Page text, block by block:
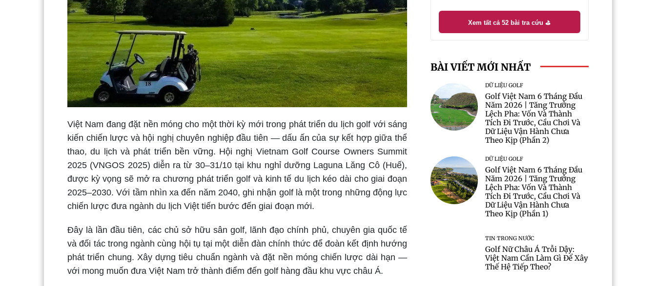
Việt Nam đang đặt nền móng cho một thời kỳ mới trong phát triển du lịch golf với sáng
kiến chiến lược và hội nghị chuyên nghiệp đầu tiên — dấu ấn của sự kết hợp giữa thể
thao, du lịch và phát triển bền vững. Hội nghị Vietnam Golf Course Owners Summit
2025 (VNGOS 2025) diễn ra từ 30–31/10 tại khu nghỉ dưỡng Laguna Lăng Cô (Huế),
được kỳ vọng sẽ mở ra chương phát triển golf và kinh tế du lịch kéo dài cho giai đoạn
2025–2030. Với tầm nhìn xa đến năm 2040, ghi nhận golf là một trong những động lực
chiến lược đưa ngành du lịch Việt tiến bước đến giai đoạn mới.
Đây là lần đầu tiên, các chủ sở hữu sân golf, lãnh đạo chính phủ, chuyên gia quốc tế
và đối tác trong ngành cùng hội tụ tại một diễn đàn chính thức để đoàn kết định hướng
phát triển chung. Xây dựng tiêu chuẩn ngành và đặt nền móng chiến lược dài hạn —
với mong muốn đưa Việt Nam trở thành điểm đến golf hàng đầu khu vực châu Á.
Xem tất cả 52 bài tra cứu ⛳
BÀI VIẾT MỚI NHẤT
DỮ LIỆU GOLF
Golf Việt Nam 6 Tháng Đầu
Năm 2026 | Tăng Trưởng
Lệch Pha: Vốn Và Thành
Tích Đi Trước, Cầu Chơi Và
Dữ Liệu Vận Hành Chưa
Theo Kịp (Phần 2)
DỮ LIỆU GOLF
Golf Việt Nam 6 Tháng Đầu
Năm 2026 | Tăng Trưởng
Lệch Pha: Vốn Và Thành
Tích Đi Trước, Cầu Chơi Và
Dữ Liệu Vận Hành Chưa
Theo Kịp (Phần 1)
TIN TRONG NƯỚC
Golf Nữ Châu Á Trỗi Dậy:
Việt Nam Cần Làm Gì Để Xây
Thế Hệ Tiếp Theo?